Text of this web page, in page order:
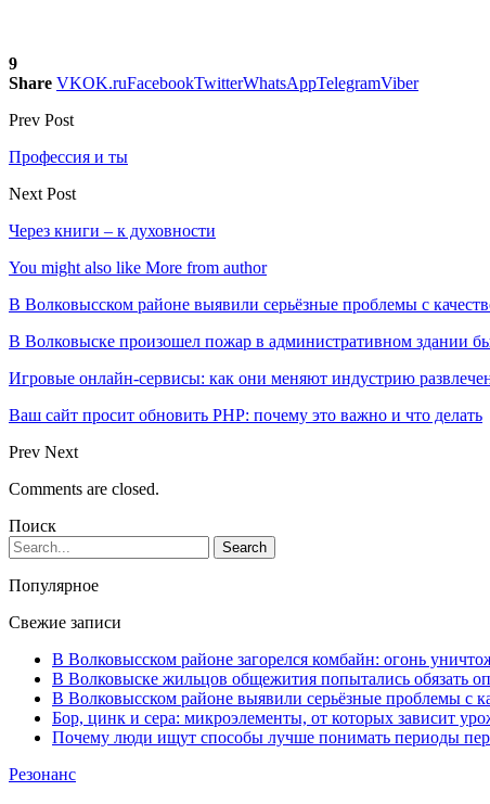
9
Share VKOK.ruFacebookTwitterWhatsAppTelegramViber
Prev Post
Профессия и ты
Next Post
Через книги – к духовности
You might also like More from author
В Волковысском районе выявили серьёзные проблемы с
В Волковыске произошел пожар в административном здании
Игровые онлайн-сервисы: как они меняют индустрию
Ваш сайт просит обновить PHP: почему это важно и что делать
Prev Next
Comments are closed.
Поиск
Популярное
Свежие записи
В Волковысском районе загорелся комбайн: огонь
В Волковыске жильцов общежития попытались обязать
В Волковысском районе выявили серьёзные проблемы с
Бор, цинк и сера: микроэлементы, от которых зависит
Почему люди ищут способы лучше понимать периоды
Резонанс